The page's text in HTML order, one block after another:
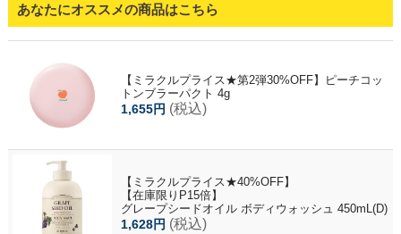
あなたにオススメの商品はこちら
【ミラクルプライス★第2弾30%OFF】ピーチコッ
トンブラーパクト 4g
1,655円 (税込)
【ミラクルプライス★40%OFF】
【在庫限りP15倍】
グレープシードオイル ボディウォッシュ 450mL(D)
1,628円 (税込)